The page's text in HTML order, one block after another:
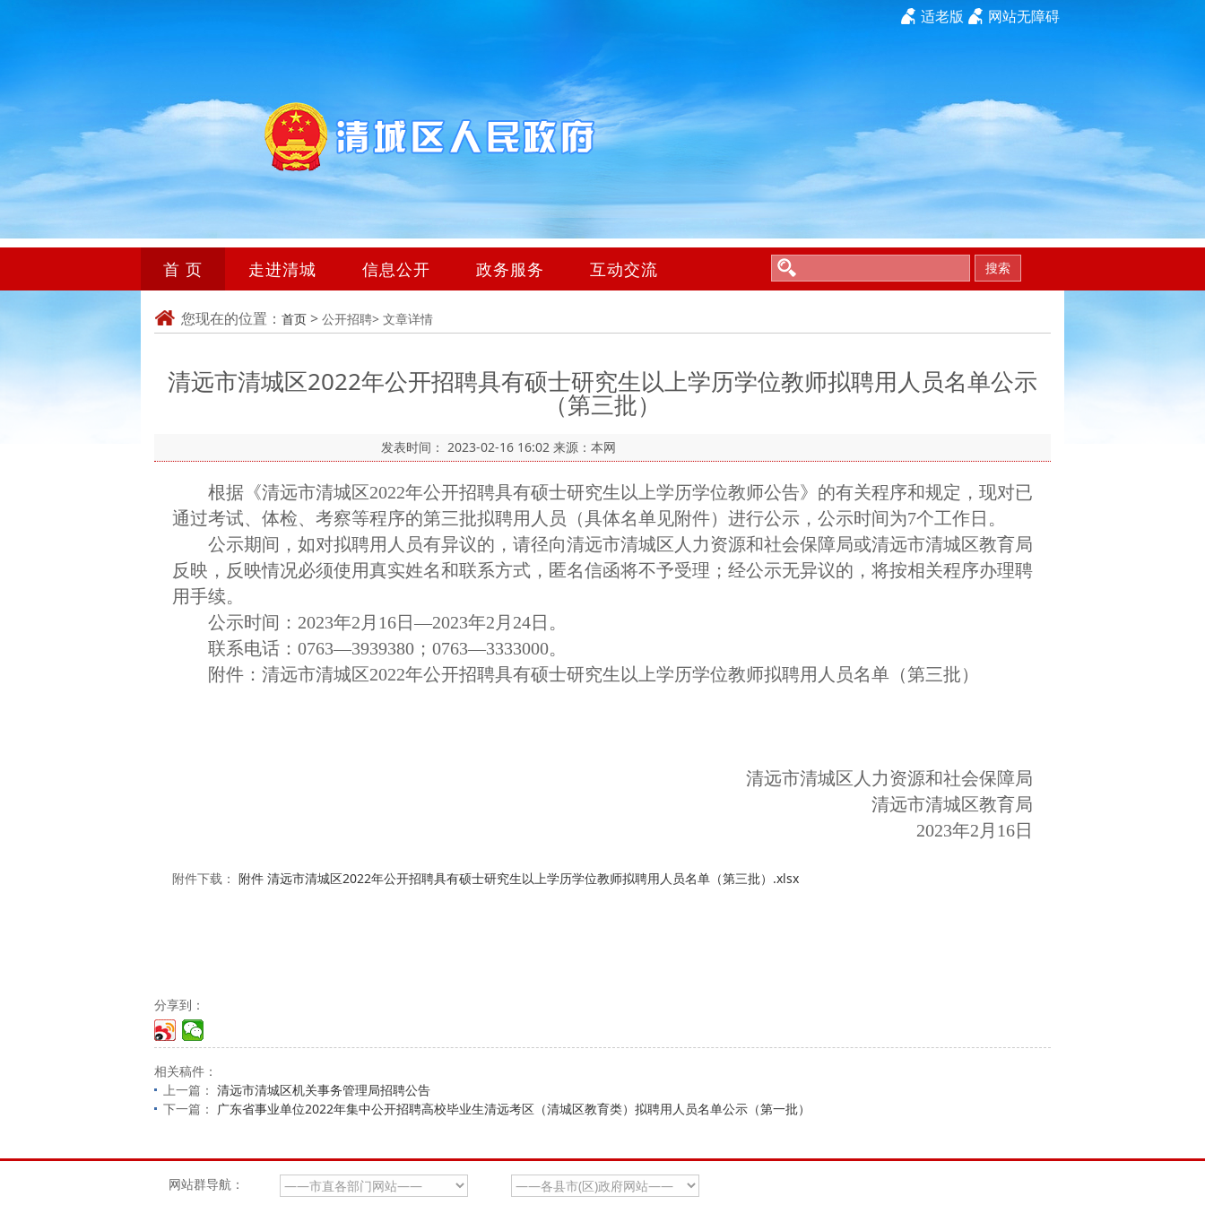
网站无障碍
适老版
首 页 走进清城 信息公开 政务服务 互动交流 搜索
您现在的位置： 首页 > 公开招聘> 文章详情
清远市清城区2022年公开招聘具有硕士研究生以上学历学位教师拟聘用人员名单公示
（第三批）
发表时间： 2023-02-16 16:02 来源：本网
根据《清远市清城区2022年公开招聘具有硕士研究生以上学历学位教师公告》的有关程序和规定，现对已
通过考试、体检、考察等程序的第三批拟聘用人员（具体名单见附件）进行公示，公示时间为7个工作日。
公示期间，如对拟聘用人员有异议的，请径向清远市清城区人力资源和社会保障局或清远市清城区教育局
反映，反映情况必须使用真实姓名和联系方式，匿名信函将不予受理；经公示无异议的，将按相关程序办理聘
用手续。
公示时间：2023年2月16日—2023年2月24日。
联系电话：0763—3939380；0763—3333000。
附件：清远市清城区2022年公开招聘具有硕士研究生以上学历学位教师拟聘用人员名单（第三批）
清远市清城区人力资源和社会保障局
清远市清城区教育局
2023年2月16日
附件下载： 附件 清远市清城区2022年公开招聘具有硕士研究生以上学历学位教师拟聘用人员名单（第三批）.xlsx
分享到：
相关稿件：
上一篇： 清远市清城区机关事务管理局招聘公告
下一篇： 广东省事业单位2022年集中公开招聘高校毕业生清远考区（清城区教育类）拟聘用人员名单公示（第一批）
网站群导航：